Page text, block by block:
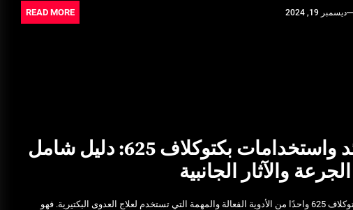
ديسمبر 19, 2024 READ MORE
فوائد واستخدامات بكتوكلاف 625: دليل شامل
والآثار الجانبية
يُعتبر بكتوكلاف 625 واحدًا من الأدوية الفعالة والمهمة التي تستخدم لعلاج العدوى البكتيرية. فهو